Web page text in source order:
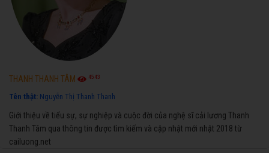
THANH THANH TÂM 4543
Tên thật: Nguyễn Thị Thanh Thanh
Giới thiệu về tiểu sự, sự nghiệp và cuộc đời của nghệ sĩ cải lương Thanh
Thanh Tâm qua thông tin được tìm kiếm và cập nhật mới nhật 2018 từ
cailuong.net